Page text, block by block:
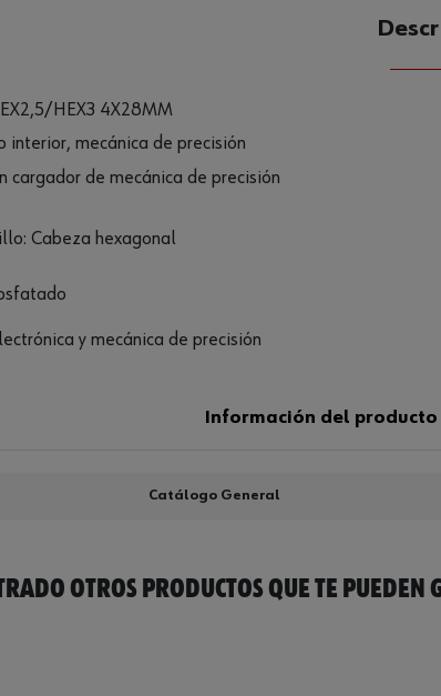
HEX3 4X28MM
interior, mecánica de precisión
cargador de mecánica de precisión
Cabeza hexagonal
y mecánica de precisión
Información del producto
Catálogo General
OTROS PRODUCTOS QUE TE PUEDEN